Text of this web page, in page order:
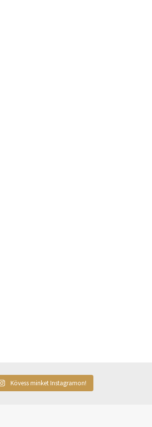
Kövess minket Instagramon!